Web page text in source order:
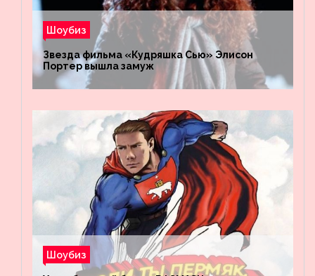
Шоубиз
Звезда фильма «Кудряшка Сью» Элисон
Портер вышла замуж
Шоубиз